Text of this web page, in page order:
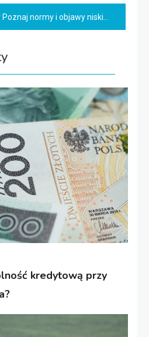
Saturacja co to jest? Poznaj normy i objawy niskiej saturacji
kredytową przy